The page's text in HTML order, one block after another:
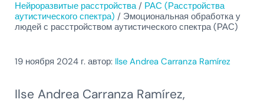
Нейроразвитые расстройства / РАС (Расстройства
аутистического спектра) / Эмоциональная обработка у
людей с расстройством аутистического спектра (РАС)
19 ноября 2024 г. автор: Ilse Andrea Carranza Ramírez
Ilse Andrea Carranza Ramírez,